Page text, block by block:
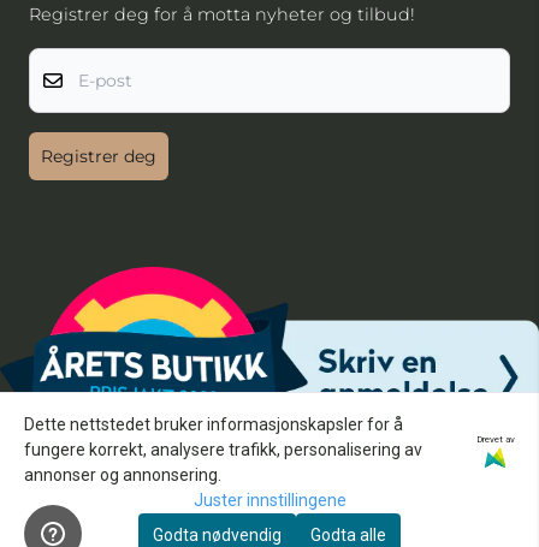
Registrer deg for å motta nyheter og tilbud!
E-post
Registrer deg
Dette nettstedet bruker informasjonskapsler for å
fungere korrekt, analysere trafikk, personalisering av
annonser og annonsering.
Drevet av
Juster innstillingene
Godta nødvendig
Godta alle